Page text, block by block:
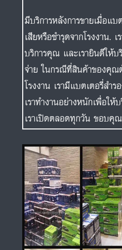
มีบริการหลังการขายเมื่อแ
เสียหรือชำรุดจากโรงงาน.
บริการคุณ และเรายินดีให้บ
จ่าย ในกรณีที่สินค้าของคุณ
โรงงาน เรามีแบตเตอรี่สำ
เราทำงานอย่างหนักเพื่อให้
เราเปิดตลอดทุกวัน ขอบคุณ